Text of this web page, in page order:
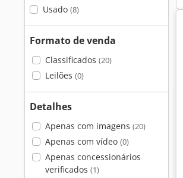
Usado (8)
Formato de venda
Classificados (20)
Leilões (0)
Detalhes
Apenas com imagens (20)
Apenas com vídeo (0)
Apenas concessionários
verificados (1)